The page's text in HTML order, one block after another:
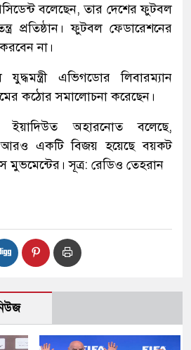
বলেছেন, তার দেশের ফুটবল
প্রতিষ্ঠান। ফুটবল ফেডারেশনের
করবেন না।
যুদ্ধমন্ত্রী এভিগডোর লিবারম্যান
কঠোর সমালোচনা করেছেন।
ইয়াদিউত অহারনোত বলেছে,
আরও একটি বিজয় হয়েছে বয়কট
সূত্র: রেডিও তেহরান